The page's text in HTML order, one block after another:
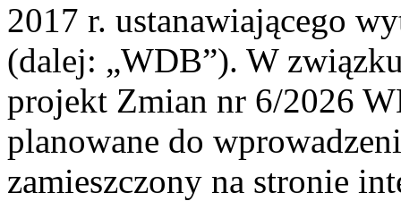
2017 r. ustanawiającego
(dalej: „WDB”). W
projekt Zmian nr 6/2026
planowane do
zamieszczony na stronie